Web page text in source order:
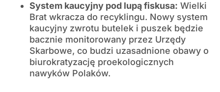
System kaucyjny pod lupą fiskusa: Wielki
Brat wkracza do recyklingu. Nowy system
kaucyjny zwrotu butelek i puszek będzie
bacznie monitorowany przez Urzędy
Skarbowe, co budzi uzasadnione obawy o
biurokratyzację proekologicznych
nawyków Polaków.